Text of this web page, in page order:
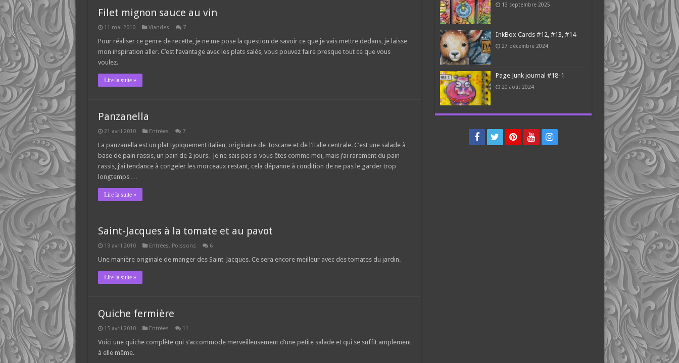
Filet mignon sauce au vin
11 mai 2010 Viandes 7
Pour réaliser ce genre de recette, je ne me pose la question de savoir ce que je vais mettre dedans, je laisse
mon inspiration aller. C’est l’avantage avec les plats salés, vous pouvez faire presque tout ce que vous
voulez.
Lire la suite »
Panzanella
21 avril 2010 Entrées 7
La panzanella est un plat typiquement italien, originaire de Toscane et de l’Italie centrale. C’est une salade à
base de pain rassis, un pain de 2 jours. Je ne sais pas si vous êtes comme moi, mais j’ai rarement du pain
rassis, j’ai tendance à congeler les morceaux restant, cela dépanne à condition de ne pas le garder trop
longtemps …
Lire la suite »
Saint-Jacques à la tomate et au pavot
19 avril 2010 Entrées, Poissons 6
Une manière originale de manger des Saint-Jacques. Ce sera encore meilleur avec des tomates du jardin.
Lire la suite »
Quiche fermière
15 avril 2010 Entrées 11
Voici une quiche complète qui s’accommode merveilleusement d’une petite salade et qui se suffit amplement
à elle même.
13 septembre 2025
InkBox Cards #12, #13, #14
27 décembre 2024
Page Junk journal #18-1
20 août 2024